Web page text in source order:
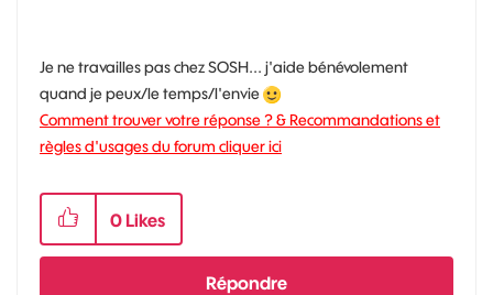
Je ne travailles pas chez SOSH... j'aide bénévolement
quand je peux/le temps/l'envie
Comment trouver votre réponse ? & Recommandations et
règles d'usages du forum cliquer ici
0 Likes
Répondre